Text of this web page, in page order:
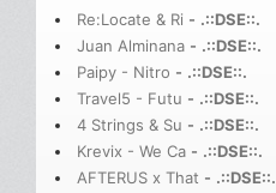
Re:Locate & Ri - .::DSE::.
Juan Alminana - .::DSE::.
Paipy - Nitro - .::DSE::.
Travel5 - Futu - .::DSE::.
4 Strings & Su - .::DSE::.
Krevix - We Ca - .::DSE::.
AFTERUS x That - .::DSE::.